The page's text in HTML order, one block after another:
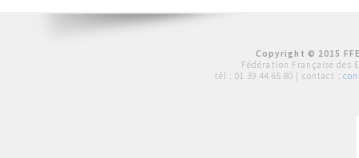
Copyright © 2015
Fédération Française des
tél : 01 39 44 65 80 | contact :